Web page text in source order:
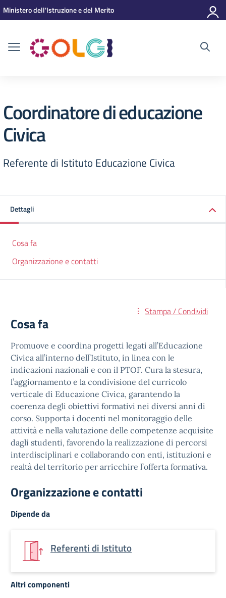
Vai ai contenuti
Vai al menu di navigazione
Vai al footer
Ministero dell'Istruzione e del Merito
Coordinatore di educazione
Civica
Referente di Istituto Educazione Civica
Dettagli
Cosa fa
Organizzazione e contatti
Stampa / Condividi
Cosa fa
Promuove e coordina progetti legati all’Educazione
Civica all’interno dell’Istituto, in linea con le
indicazioni nazionali e con il PTOF. Cura la stesura,
l’aggiornamento e la condivisione del curricolo
verticale di Educazione Civica, garantendo la
coerenza degli obiettivi formativi nei diversi anni di
corso. Supporta i docenti nel monitoraggio delle
attività e nella valutazione delle competenze acquisite
dagli studenti, favorendo la realizzazione di percorsi
interdisciplinari e collaborando con enti, istituzioni e
realtà del territorio per arricchire l’offerta formativa.
Organizzazione e contatti
Dipende da
Referenti di Istituto
Altri componenti